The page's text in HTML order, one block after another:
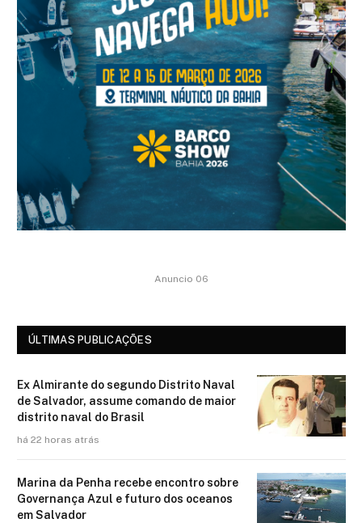
Anuncio 06
ÚLTIMAS PUBLICAÇÕES
Ex Almirante do segundo Distrito Naval
de Salvador, assume comando de maior
distrito naval do Brasil
há 22 horas atrás
Marina da Penha recebe encontro sobre
Governança Azul e futuro dos oceanos
em Salvador